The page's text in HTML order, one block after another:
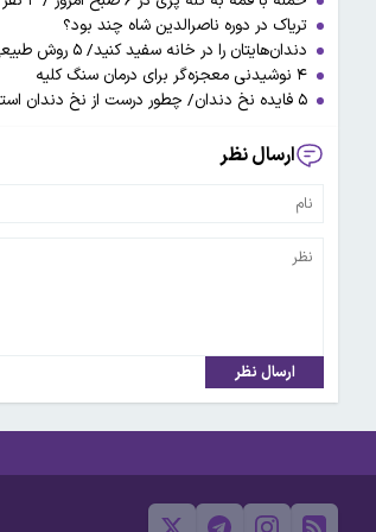
تریاک در دوره ناصرالدین شاه چند بود؟
دندان‌هایتان را در خانه سفید کنید/ ۵ روش طبیعی برای رفع زردی دندان
۴ نوشیدنی معجزه‌گر برای درمان سنگ کلیه
۵ فایده نخ دندان/ چطور درست از نخ دندان استفاده کنیم؟
ارسال نظر
ارسال نظر